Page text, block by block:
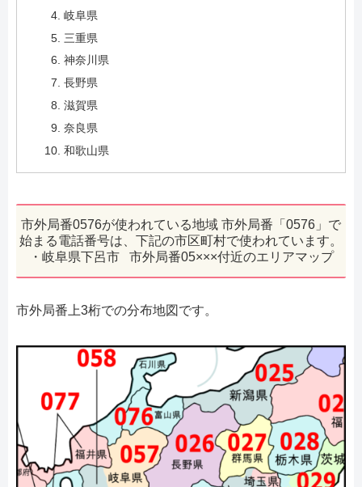
岐阜県
三重県
神奈川県
長野県
滋賀県
奈良県
和歌山県
市外局番0576が使われている地域 市外局番「0576」で
始まる電話番号は、下記の市区町村で使われています。
・岐阜県下呂市 市外局番05×××付近のエリアマップ
市外局番上3桁での分布地図です。